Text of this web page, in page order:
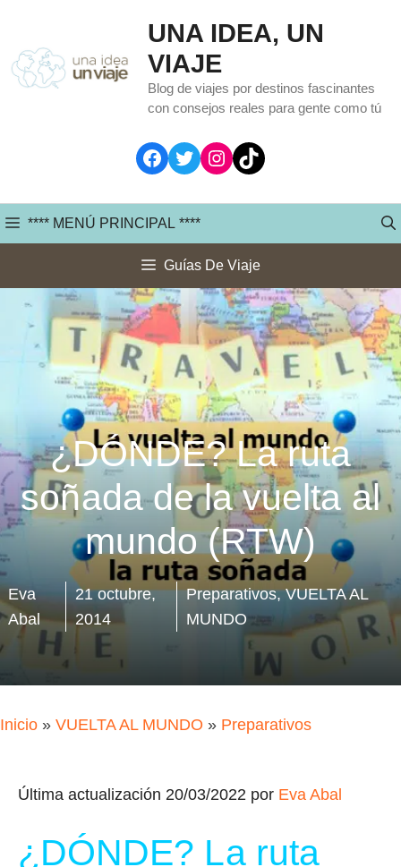
contenido
UNA IDEA, UN
VIAJE
Blog de viajes por destinos fascinantes
con consejos reales para gente como tú
Facebook
TwitterInstagram
TikTok
**** MENÚ PRINCIPAL ****
Guías De Viaje
¿DÓNDE? La ruta
soñada de la vuelta al
mundo (RTW)
Eva
Abal
21 octubre,
2014
Preparativos,VUELTA AL
MUNDO
Inicio » VUELTA AL MUNDO » Preparativos
Última actualización 20/03/2022 por Eva Abal
¿DÓNDE? La ruta